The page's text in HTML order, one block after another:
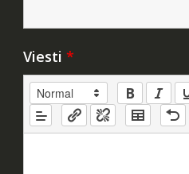
Viesti *